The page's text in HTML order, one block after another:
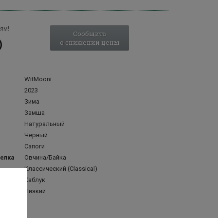
Сообщить
о снижении цены
WitMooni
2023
Зима
Замша
Натуральный
Черный
Сапоги
Овчина/Байка
Классический (Classical)
Каблук
Низкий